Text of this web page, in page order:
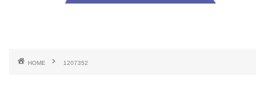
HOME 1207352